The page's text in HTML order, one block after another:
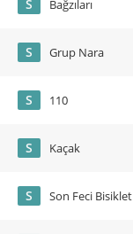
S Bağzıları
S Grup Nara
S 110
S Kaçak
S Son Feci Bisiklet